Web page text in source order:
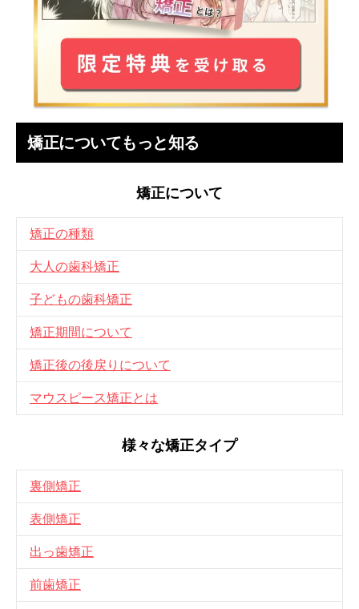
矯正についてもっと知る
矯正について
矯正の種類
大人の歯科矯正
子どもの歯科矯正
矯正期間について
矯正後の後戻りについて
マウスピース矯正とは
様々な矯正タイプ
裏側矯正
表側矯正
出っ歯矯正
前歯矯正